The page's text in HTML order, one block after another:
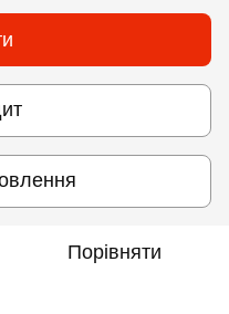
Порівняти